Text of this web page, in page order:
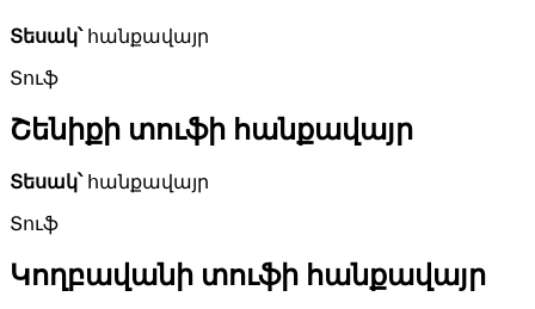
Տեսակ՝հանքավայր
Տուֆ
Շենիքի տուֆի հանքավայր
Տեսակ՝հանքավայր
Տուֆ
Կողբավանի տուֆի հանքավայր